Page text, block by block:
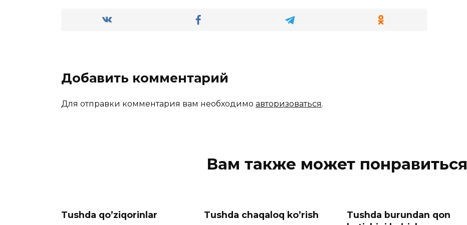
Добавить комментарий
Для отправки комментария вам необходимо авторизоваться.
Вам также может понравиться
Tushda qo’ziqorinlar Tushda chaqaloq ko’rish
Tushda burundan qon